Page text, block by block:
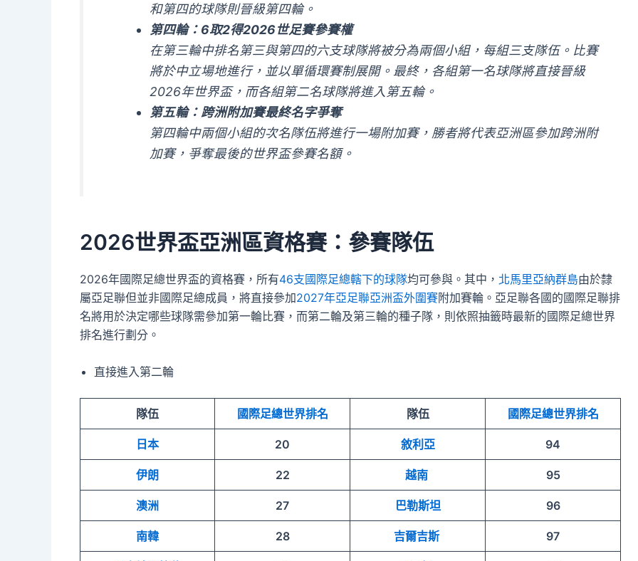
和第四的球隊則晉級第四輪。
第四輪：6取2得2026世足賽參賽權
在第三輪中排名第三與第四的六支球隊將被分為兩個小組，每組三支隊伍。比賽
將於中立場地進行，並以單循環賽制展開。最終，各組第一名球隊將直接晉級
2026年世界盃，而各組第二名球隊將進入第五輪。
第五輪：跨洲附加賽最終名字爭奪
第四輪中兩個小組的次名隊伍將進行一場附加賽，勝者將代表亞洲區參加跨洲附
加賽，爭奪最後的世界盃參賽名額。
2026世界盃亞洲區資格賽：參賽隊伍
2026年國際足總世界盃的資格賽，所有46支國際足總轄下的球隊均可參與。其中， 北馬里亞納群島由於隸
屬亞足聯但並非國際足總成員，將直接參加2027年亞足聯亞洲盃外圍賽附加賽輪。亞足聯各國的國際足聯排
名將用於決定哪些球隊需參加第一輪比賽，而第二輪及第三輪的種子隊，則依照抽籤時最新的國際足總世界
排名進行劃分。
直接進入第二輪
隊伍 國際足總世界排名 隊伍 國際足總世界排名
日本 20 敘利亞 94
伊朗 22 越南 95
澳洲 27 巴勒斯坦 96
南韓 28 吉爾吉斯 97